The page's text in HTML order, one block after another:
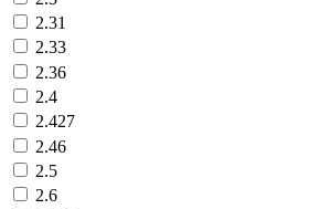
2.31
2.33
2.36
2.4
2.427
2.46
2.5
2.6